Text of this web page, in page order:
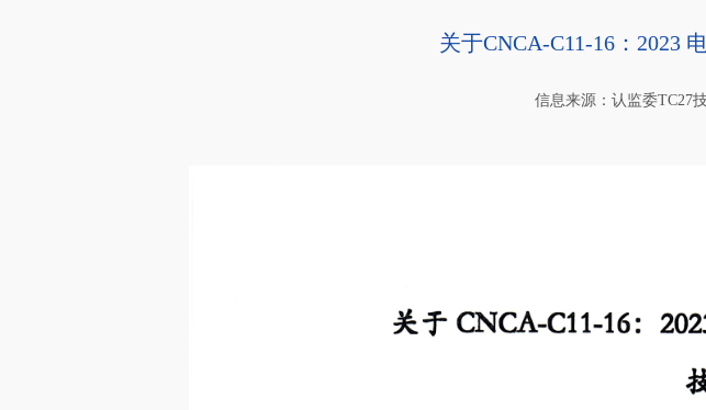
关于CNCA-C11-16：2023
信息来源：认监委TC27